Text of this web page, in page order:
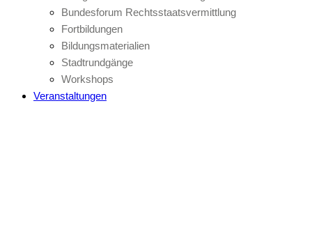
Bundesforum Rechtsstaatsvermittlung
Fortbildungen
Bildungsmaterialien
Stadtrundgänge
Workshops
Veranstaltungen